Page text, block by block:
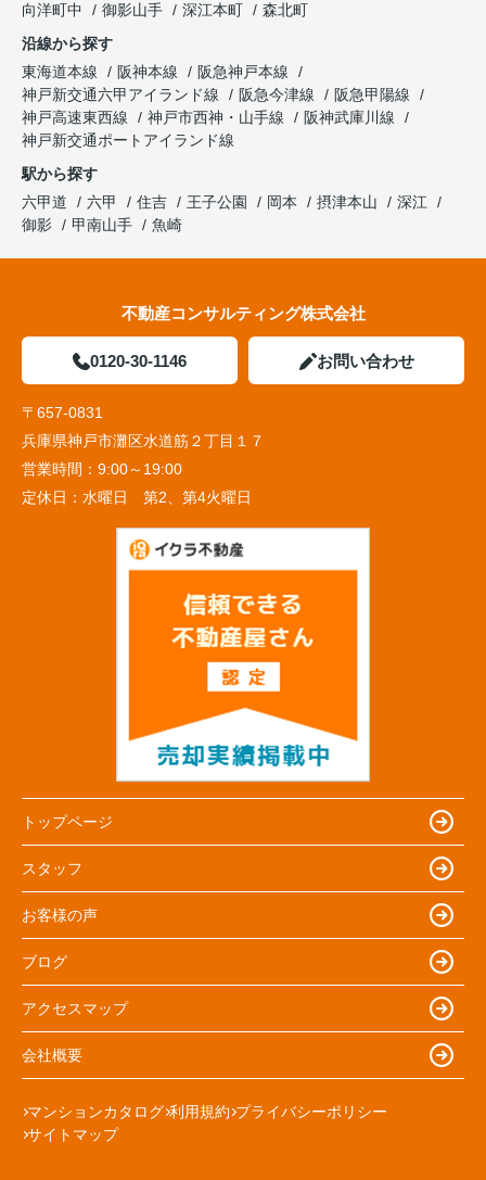
向洋町中
御影山手 深江本町
森北町
沿線から探す
東海道本線
阪神本線
阪急神戸本線
神戸新交通六甲アイランド線
阪急今津線
阪急甲陽線
神戸高速東西線
神戸市西神・山手線
阪神武庫川線
神戸新交通ポートアイランド線
駅から探す
六甲道
六甲 住吉 王子公園 岡本 摂津本山
深江
御影
甲南山手 魚崎
不動産コンサルティング株式会社
0120-30-1146 お問い合わせ
〒657-0831
兵庫県神戸市灘区水道筋２丁目１７
営業時間： 9:00～19:00
定休日： 水曜日 第2、第4火曜日
トップページ
スタッフ
お客様の声
ブログ
アクセスマップ
会社概要
マンションカタログ 利用規約 プライバシーポリシー
サイトマップ